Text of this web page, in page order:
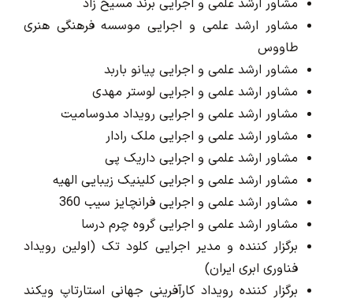
مشاور ارشد علمی و اجرایی برند مسیح زاد
مشاور ارشد علمی و اجرایی موسسه فرهنگی هنری
طاووس
مشاور ارشد علمی و اجرایی پیانو باربد
مشاور ارشد علمی و اجرایی لوستر مهدی
مشاور ارشد علمی و اجرایی رویداد مدوسامیت
مشاور ارشد علمی و اجرایی ملک رادار
مشاور ارشد علمی و اجرایی داریک پی
مشاور ارشد علمی و اجرایی کلینیک زیبایی الهیه
مشاور ارشد علمی و اجرایی فرانچایز سیب 360
مشاور ارشد علمی و اجرایی گروه چرم درسا
برگزار کننده و مدیر اجرایی کلود تک (اولین رویداد
فناوری ابری ایران)
برگزار کننده رویداد کارآفرینی جهانی استارتاپ ویکند